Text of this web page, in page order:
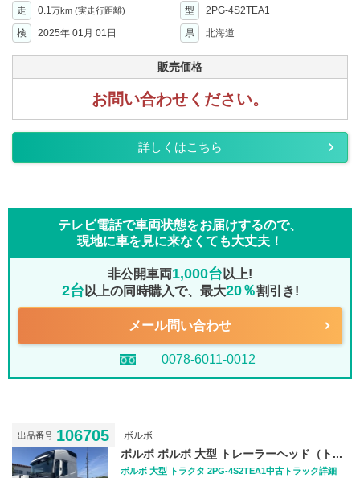
走 0.1万km (実走行距離) 型
2PG-4S2TEA1
検
2025年 01月 01日 県 北海道
販売価格
お問い合わせください。
詳しくはこちら
テレビ電話で車両状態をお届けするので、
現地に車を見に来なくても大丈夫！
非公開車両1,000台 以上!
2台 以上の同時購入で、最大20％割引き!
メール問い合わせ
0078-6011-0012
出品番号 106705 ボルボ
ボルボ ボルボ 大型 トレーラーヘッド（ト...
ボルボ 大型 トラクタ 2PG-4S2TEA1中古トラック詳細